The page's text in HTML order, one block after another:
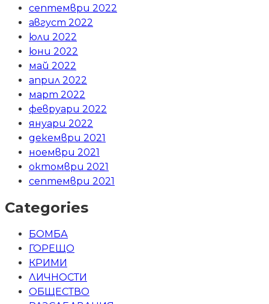
септември 2022
август 2022
юли 2022
юни 2022
май 2022
април 2022
март 2022
февруари 2022
януари 2022
декември 2021
ноември 2021
октомври 2021
септември 2021
Categories
БОМБА
ГОРЕЩО
КРИМИ
ЛИЧНОСТИ
ОБЩЕСТВО